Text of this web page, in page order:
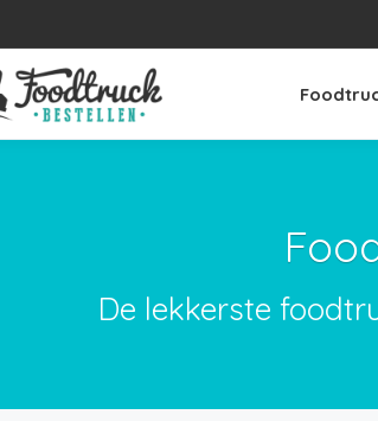
De lekkerste